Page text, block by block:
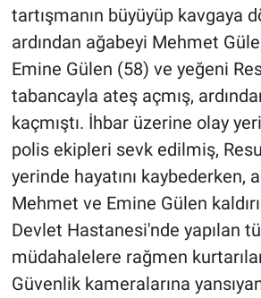
tartışmanın büyüyüp kavgaya
ardından ağabeyi Mehmet
Emine Gülen (58) ve yeğeni
tabancayla ateş açmış,
kaçmıştı. İhbar üzerine olay
polis ekipleri sevk edilmiş,
yerinde hayatını kaybederken,
Mehmet ve Emine Gülen
Devlet Hastanesi'nde yapılan
müdahalelere rağmen
Güvenlik kameralarına